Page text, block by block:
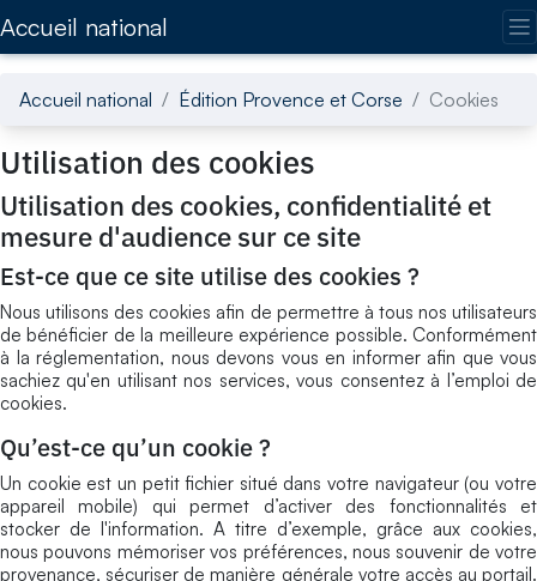
Accueil national
Accueil national Édition Provence et Corse Cookies
Utilisation des cookies
Utilisation des cookies, confidentialité et
mesure d'audience sur ce site
Est-ce que ce site utilise des cookies ?
Nous utilisons des cookies afin de permettre à tous nos utilisateurs
de bénéficier de la meilleure expérience possible. Conformément
à la réglementation, nous devons vous en informer afin que vous
sachiez qu'en utilisant nos services, vous consentez à l’emploi de
cookies.
Qu’est-ce qu’un cookie ?
Un cookie est un petit fichier situé dans votre navigateur (ou votre
appareil mobile) qui permet d’activer des fonctionnalités et
stocker de l'information. A titre d’exemple, grâce aux cookies,
nous pouvons mémoriser vos préférences, nous souvenir de votre
provenance, sécuriser de manière générale votre accès au portail.